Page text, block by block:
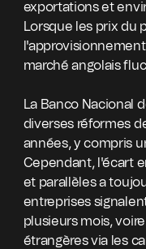
exportations et
Lorsque les prix du
marché angolais
La Banco Nacional
diverses réformes
années, y compris
Cependant, l'écart
et parallèles a
entreprises
plusieurs mois,
étrangères via les